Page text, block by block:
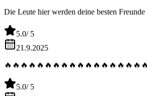
🔥🔥🔥
Die Leute hier werden deine besten Freunde
5.0/ 5
21.9.2025
5.0/ 5